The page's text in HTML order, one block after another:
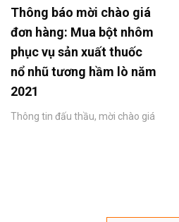
Thông báo mời chào giá
đơn hàng: Mua bột nhôm
phục vụ sản xuất thuốc
nổ nhũ tương hầm lò năm
2021
Thông tin đấu thầu, mời chào giá